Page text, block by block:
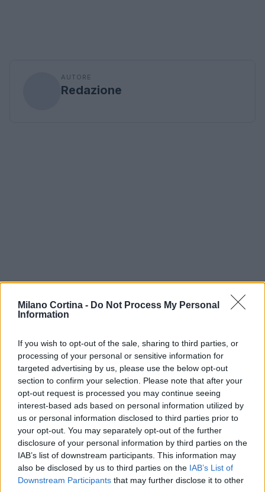
Milano Cortina - Do Not Process My Personal
Information
If you wish to opt-out of the sale, sharing to third parties, or
processing of your personal or sensitive information for
targeted advertising by us, please use the below opt-out
section to confirm your selection. Please note that after your
opt-out request is processed you may continue seeing
interest-based ads based on personal information utilized by
us or personal information disclosed to third parties prior to
your opt-out. You may separately opt-out of the further
disclosure of your personal information by third parties on the
IAB’s list of downstream participants. This information may
also be disclosed by us to third parties on the IAB’s List of
Downstream Participants that may further disclose it to other
AUTORE
Redazione
Continua a leggere
MILANOCORTINA26 (I LUOGHI)